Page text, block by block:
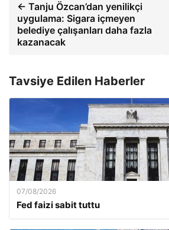
← Tanju Özcan’dan yenilikçi
uygulama: Sigara içmeyen
belediye çalışanları daha fazla
kazanacak
Tavsiye Edilen Haberler
07/08/2026
Fed faizi sabit tuttu